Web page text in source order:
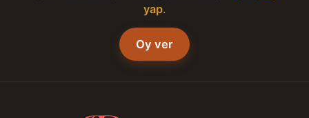
yap.
Oy ver